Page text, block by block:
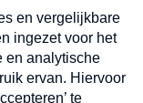
Verzend